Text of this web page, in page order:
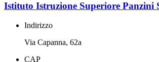
Istituto Istruzione Superiore Panzini
Indirizzo
Via Capanna, 62a
CAP